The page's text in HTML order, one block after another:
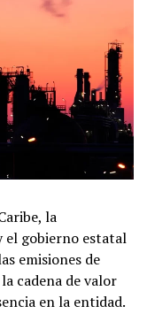
la
el gobierno estatal
emisiones de
cadena de valor
en la entidad.